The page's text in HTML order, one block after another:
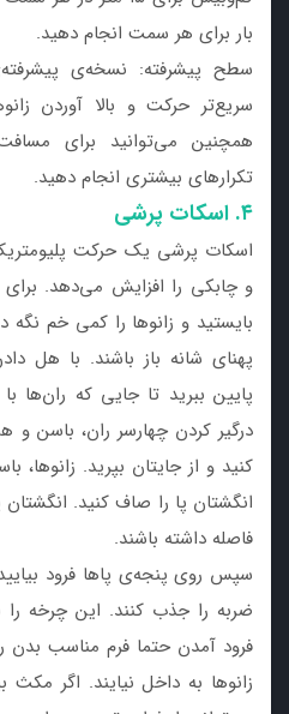
بار برای هر سمت انجام دهید.
سطح پیشرفته: نسخه‌ی
سریع‌تر حرکت و بالا آوردن
همچنین می‌توانید برای
تکرارهای بیشتری انجام دهید.
۴. اسکات پرشی
اسکات پرشی یک حرکت
و چابکی را افزایش می‌دهد.
بایستید و زانوها را کمی خم نگه
پهنای شانه باز باشند. با هل
پایین ببرید تا جایی که ران‌ها
درگیر کردن چهارسر ران، باسن و
کنید و از جایتان بپرید.
انگشتان پا را صاف کنید. انگشتان
فاصله داشته باشند.
سپس روی پنجه‌ی پاها فرود
فرود آمدن حتما فرم مناسب بدن
زانوها به داخل نیایند. اگر